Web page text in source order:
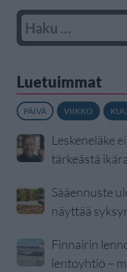
Luetuimmat
PÄIVÄ VIIKKO
Leskeneläke
tärkeästä
Sääennuste
näyttää
Finnairin
lentoyhtiö –